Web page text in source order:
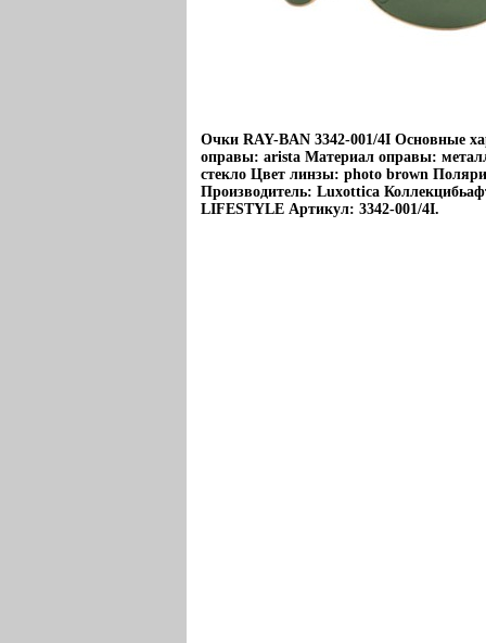
Очки RAY-BAN 3342-001/4I Основные
оправы: arista Материал оправы:
стекло Цвет линзы: photo brown
Производитель: Luxottica
LIFESTYLE Артикул: 3342-001/4I.